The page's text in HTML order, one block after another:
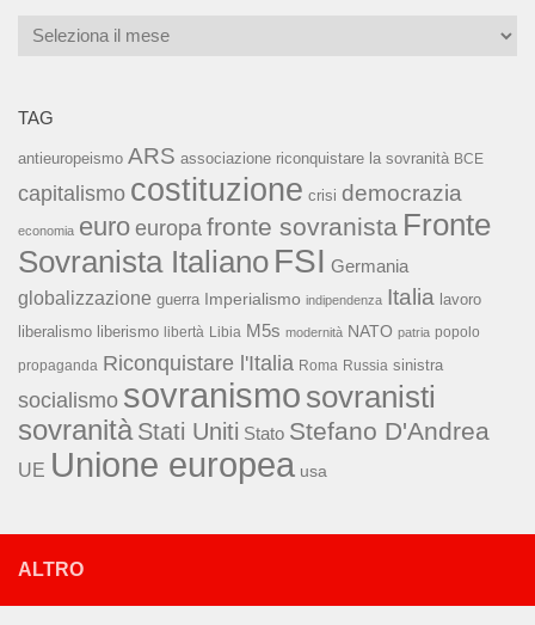
Archivi
TAG
antieuropeismo ARS associazione riconquistare la sovranità BCE
capitalismo costituzione crisi democrazia
economia euro europa fronte sovranista Fronte
Sovranista Italiano FSI Germania
globalizzazione guerra Imperialismo indipendenza Italia lavoro
liberalismo liberismo libertà Libia M5s modernità NATO patria popolo
propaganda Riconquistare l'Italia Roma Russia sinistra
socialismo sovranismo sovranisti
sovranità Stati Uniti Stato Stefano D'Andrea
UE Unione europea usa
ALTRO